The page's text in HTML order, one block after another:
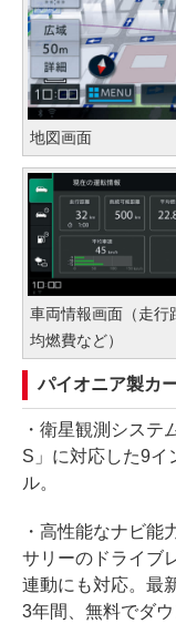
地図画面
車両情報画面（走行
均燃費など）
パイオニア製カ
・衛星観測システ
S」に対応した9イ
ル。
・高性能なナビ能
サリーのドライブ
連動にも対応。最
3年間、無料でダウ